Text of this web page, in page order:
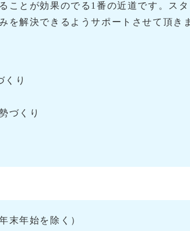
ことが効果のでる1番の近道です。ス
を解決できるようサポートさせて頂き
くり
づくり
末年始を除く）